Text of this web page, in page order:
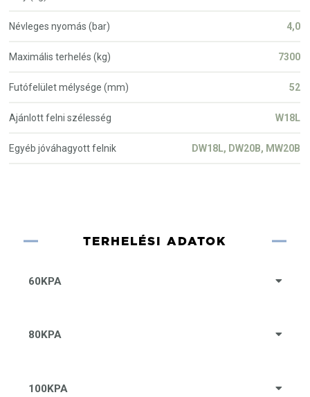
Névleges nyomás (bar) 4,0
Maximális terhelés (kg) 7300
Futófelület mélysége (mm) 52
Ajánlott felni szélesség W18L
Egyéb jóváhagyott felnik DW18L, DW20B, MW20B
TERHELÉSI ADATOK
60KPA
80KPA
100KPA